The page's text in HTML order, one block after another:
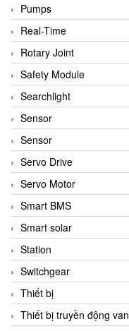
Pumps
Real-Time
Rotary Joint
Safety Module
Searchlight
Sensor
Sensor
Servo Drive
Servo Motor
Smart BMS
Smart solar
Station
Switchgear
Thiết bị
Thiết bị truyền động van